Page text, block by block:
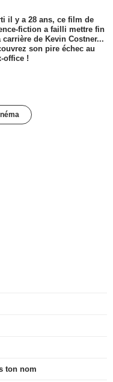
il y a 28 ans, ce film de
fiction a failli mettre fin
carrière de Kevin Costner...
son pire échec au
office !
ton nom